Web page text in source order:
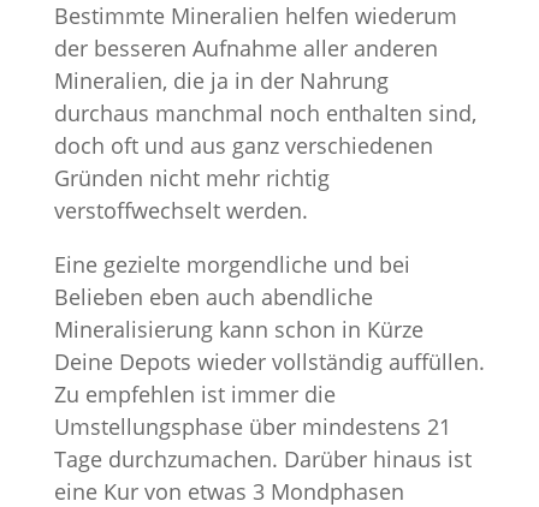
Bestimmte Mineralien helfen wiederum
der besseren Aufnahme aller anderen
Mineralien, die ja in der Nahrung
durchaus manchmal noch enthalten sind,
doch oft und aus ganz verschiedenen
Gründen nicht mehr richtig
verstoffwechselt werden.
Eine gezielte morgendliche und bei
Belieben eben auch abendliche
Mineralisierung kann schon in Kürze
Deine Depots wieder vollständig auffüllen.
Zu empfehlen ist immer die
Umstellungsphase über mindestens 21
Tage durchzumachen. Darüber hinaus ist
eine Kur von etwas 3 Mondphasen